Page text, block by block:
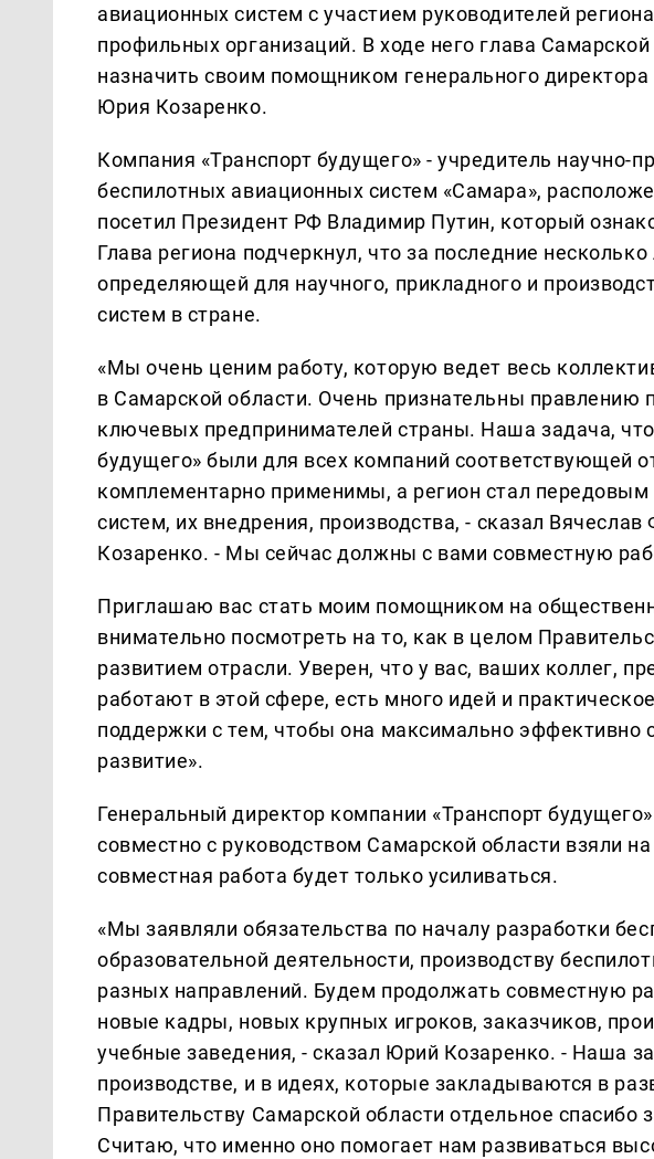
авиационных систем с участием руководителей
профильных организаций. В ходе него глава
назначить своим помощником генерального
Юрия Козаренко.
Компания «Транспорт будущего» - учредитель научно-
беспилотных авиационных систем «Самара»,
посетил Президент РФ Владимир Путин, который
Глава региона подчеркнул, что за последние
определяющей для научного, прикладного и
систем в стране.
«Мы очень ценим работу, которую ведет весь
в Самарской области. Очень признательны правлению
ключевых предпринимателей страны. Наша задача,
будущего» были для всех компаний соответствующей
комплементарно применимы, а регион стал
систем, их внедрения, производства, - сказал
Козаренко. - Мы сейчас должны с вами совместную
Приглашаю вас стать моим помощником на
внимательно посмотреть на то, как в целом
развитием отрасли. Уверен, что у вас, ваших коллег,
работают в этой сфере, есть много идей и
поддержки с тем, чтобы она максимально эффективно
развитие».
Генеральный директор компании «Транспорт
совместно с руководством Самарской области взяли
совместная работа будет только усиливаться.
«Мы заявляли обязательства по началу разработки
образовательной деятельности, производству
разных направлений. Будем продолжать совместную
новые кадры, новых крупных игроков, заказчиков,
учебные заведения, - сказал Юрий Козаренко. - Наша
производстве, и в идеях, которые закладываются в
Правительству Самарской области отдельное спасибо
Считаю, что именно оно помогает нам развиваться